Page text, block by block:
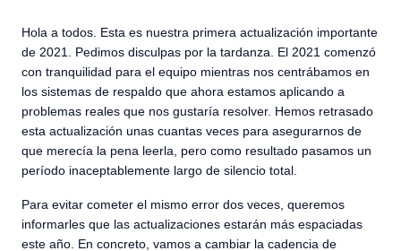
Hola a todos. Esta es nuestra primera actualización importante
de 2021. Pedimos disculpas por la tardanza. El 2021 comenzó
con tranquilidad para el equipo mientras nos centrábamos en
los sistemas de respaldo que ahora estamos aplicando a
problemas reales que nos gustaría resolver. Hemos retrasado
esta actualización unas cuantas veces para asegurarnos de
que merecía la pena leerla, pero como resultado pasamos un
período inaceptablemente largo de silencio total.
Para evitar cometer el mismo error dos veces, queremos
informarles que las actualizaciones estarán más espaciadas
este año. En concreto, vamos a cambiar la cadencia de